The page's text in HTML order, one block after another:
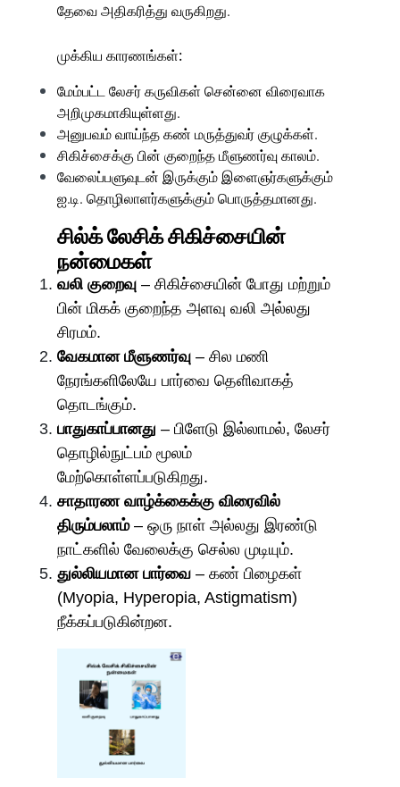
தேவை அதிகரித்து வருகிறது.
முக்கிய காரணங்கள்:
மேம்பட்ட லேசர் கருவிகள் சென்னை விரைவாக
அறிமுகமாகியுள்ளது.
அனுபவம் வாய்ந்த கண் மருத்துவர் குழுக்கள்.
சிகிச்சைக்கு பின் குறைந்த மீளுணர்வு காலம்.
வேலைப்பளுவுடன் இருக்கும் இளைஞர்களுக்கும்
ஐ.டி. தொழிலாளர்களுக்கும் பொருத்தமானது.
சில்க் லேசிக் சிகிச்சையின்
நன்மைகள்
வலி குறைவு – சிகிச்சையின் போது மற்றும்
பின் மிகக் குறைந்த அளவு வலி அல்லது
சிரமம்.
வேகமான மீளுணர்வு – சில மணி
நேரங்களிலேயே பார்வை தெளிவாகத்
தொடங்கும்.
பாதுகாப்பானது – பிளேடு இல்லாமல், லேசர்
தொழில்நுட்பம் மூலம்
மேற்கொள்ளப்படுகிறது.
சாதாரண வாழ்க்கைக்கு விரைவில்
திரும்பலாம்– ஒரு நாள் அல்லது இரண்டு
நாட்களில் வேலைக்கு செல்ல முடியும்.
துல்லியமான பார்வை – கண் பிழைகள்
(Myopia, Hyperopia, Astigmatism)
நீக்கப்படுகின்றன.